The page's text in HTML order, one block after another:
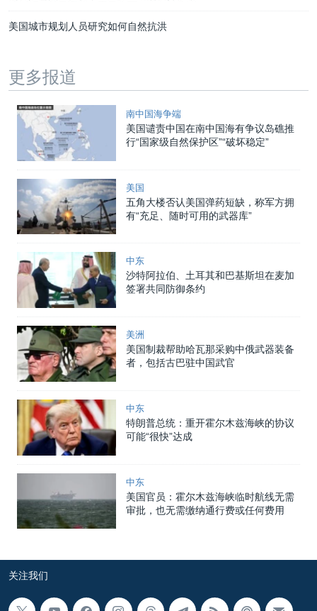
美国城市规划人员研究如何自然抗洪
更多报道
南中国海争端
美国谴责中国在南中国海有争议岛礁推
行“国家级自然保护区”“破坏稳定”
美国
五角大楼否认美国弹药短缺，称军方拥
有“充足、随时可用的武器库”
中东
沙特阿拉伯、土耳其和巴基斯坦在麦加
签署共同防御条约
美洲
美国制裁帮助哈瓦那采购中俄武器装备
者，包括古巴驻中国武官
中东
特朗普总统：重开霍尔木兹海峡的协议
可能“很快”达成
中东
美国官员：霍尔木兹海峡临时航线无需
审批，也无需缴纳通行费或任何费用
关注我们